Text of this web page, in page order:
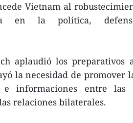
Vietnam al
en la política,
aplaudió los preparativos
la necesidad de promover
e informaciones entre las
relaciones bilaterales.